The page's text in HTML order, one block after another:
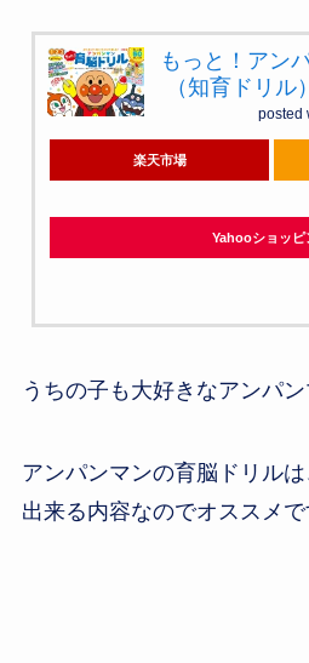
もっと！アン
（知育ドリ
posted
楽天市場
Yahooショッピ
うちの子も大好きなアンパン
アンパンマンの育脳ドリル
出来る内容なのでオススメで